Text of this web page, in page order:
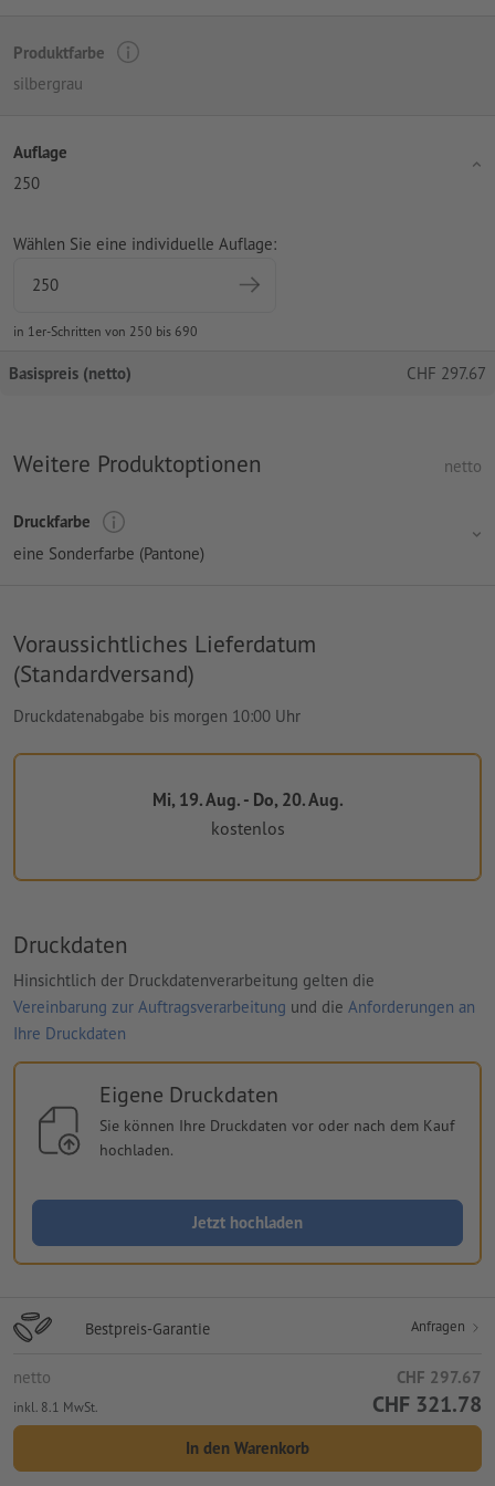
Produktfarbe
silbergrau
Auflage
250
Wählen Sie eine individuelle Auflage:
in 1er-Schritten von 250 bis 690
Basispreis (netto) CHF 297.67
Weitere Produktoptionen netto
Druckfarbe
eine Sonderfarbe (Pantone)
Voraussichtliches Lieferdatum
(Standardversand)
Druckdatenabgabe bis morgen 10:00 Uhr
Mi, 19. Aug. - Do, 20. Aug.
kostenlos
Druckdaten
Hinsichtlich der Druckdatenverarbeitung gelten die
Vereinbarung zur Auftragsverarbeitung und die Anforderungen an
Ihre Druckdaten
Eigene Druckdaten
Sie können Ihre Druckdaten vor oder nach dem Kauf
hochladen.
Jetzt hochladen
Bestpreis-Garantie Anfragen
netto CHF 297.67
inkl. 8.1 MwSt. CHF 321.78
In den Warenkorb